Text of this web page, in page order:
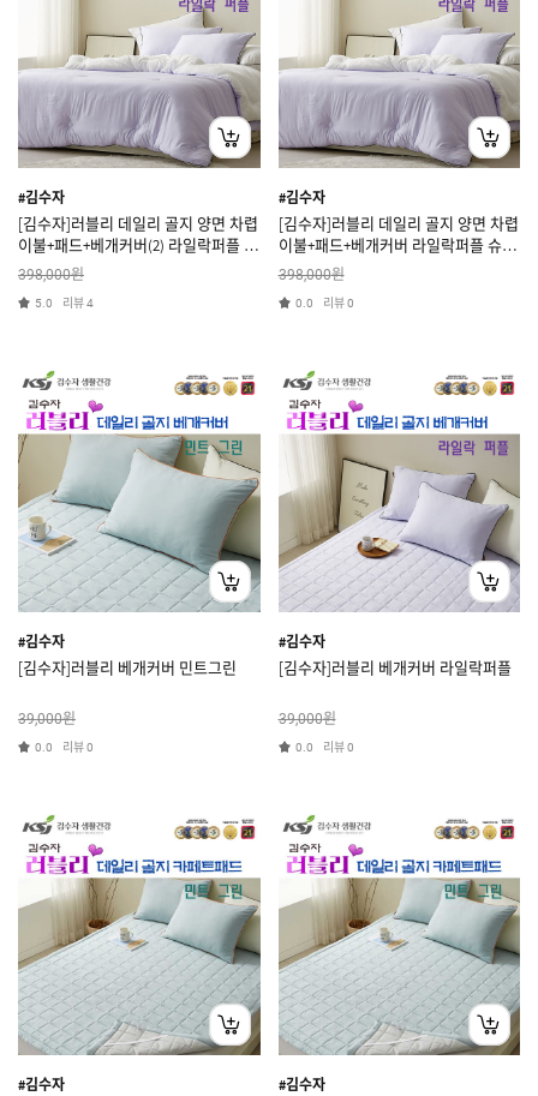
#김수자
[김수자]러블리 데일리 골지 양면 차렵
이불+패드+베개커버(2) 라일락퍼플 퀸
3종세트
398,000원
5.0 리뷰4
#김수자
[김수자]러블리 데일리 골지 양면 차렵
이불+패드+베개커버 라일락퍼플 슈퍼
싱글 3종세트
398,000원
0.0 리뷰0
#김수자
[김수자]러블리 베개커버 민트그린
39,000원
0.0 리뷰0
#김수자
[김수자]러블리 베개커버 라일락퍼플
39,000원
0.0 리뷰0
#김수자 #김수자